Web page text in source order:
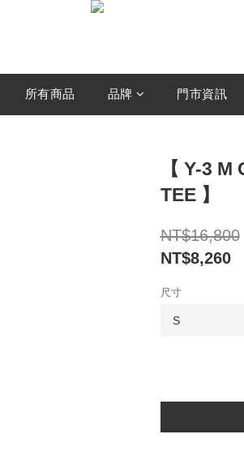
所有商品 品牌 門市資訊
【 Y-3
TEE 】
NT$16,800
NT$8,260
尺寸